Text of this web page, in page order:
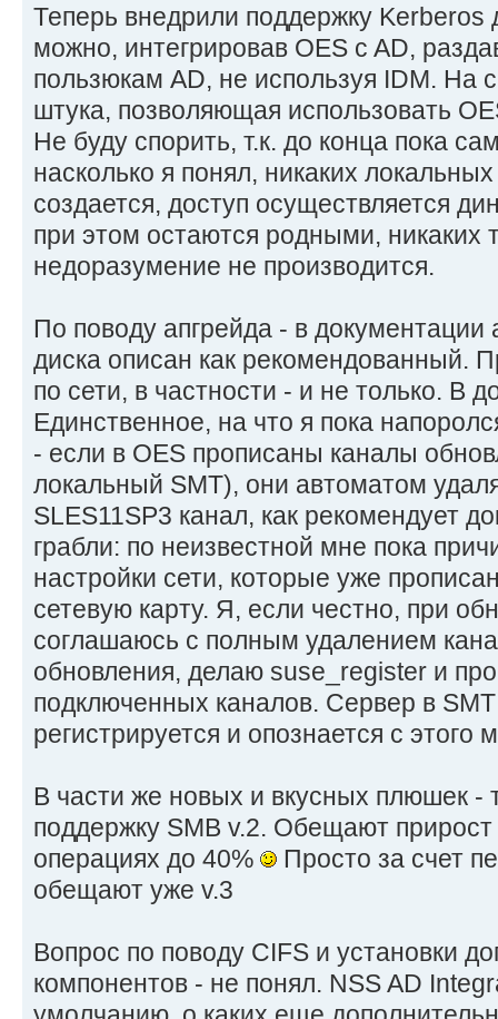
Теперь внедрили поддержку Kerberos
можно, интегрировав OES c AD,
пользюкам AD, не используя IDM. На
штука, позволяющая использовать
Не буду спорить, т.к. до конца пока
насколько я понял, никаких
создается, доступ осуществляется
при этом остаются родными, никаких
недоразумение не производится.
По поводу апгрейда - в документации
диска описан как рекомендованный.
по сети, в частности - и не только. В
Единственное, на что я пока
- если в OES прописаны каналы
локальный SMT), они автоматом
SLES11SP3 канал, как рекомендует
грабли: по неизвестной мне пока
настройки сети, которые уже
сетевую карту. Я, если честно, при
соглашаюсь с полным удалением
обновления, делаю suse_register и
подключенных каналов. Сервер в
регистрируется и опознается с этого
В части же новых и вкусных плюшек -
поддержку SMB v.2. Обещают
операциях до 40%
Просто за счет
обещают уже v.3
Вопрос по поводу CIFS и установки
компонентов - не понял. NSS AD